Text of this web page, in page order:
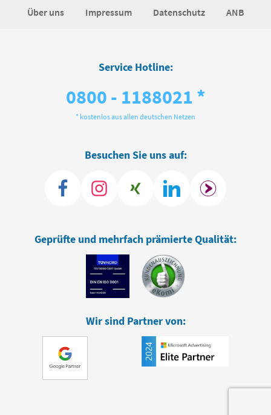
Über uns Impressum Datenschutz ANB
Service Hotline:
0800 - 1188021 *
* kostenlos aus allen deutschen Netzen
Besuchen Sie uns auf:
Geprüfte und mehrfach prämierte Qualität:
Wir sind Partner von: